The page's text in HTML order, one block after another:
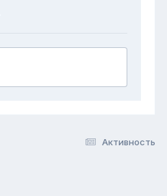
Активность